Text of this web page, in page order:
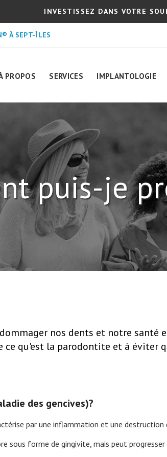
INVESTISSEZ DANS VOTRE
À SEPT-ÎLES
PROPOS SERVICES IMPLANTOLOGIE
puis-je
nos dents et notre santé
ce qu'est la parodontite et à éviter
des gencives)?
par une inflammation et une
sous forme de gingivite, mais peut